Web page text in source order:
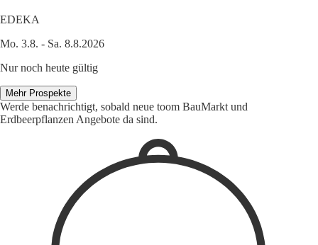
EDEKA
Mo. 3.8. - Sa. 8.8.2026
Nur noch heute gültig
Mehr Prospekte
Werde benachrichtigt, sobald neue toom BauMarkt und
Erdbeerpflanzen Angebote da sind.